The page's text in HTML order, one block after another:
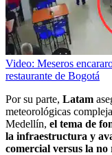
Video: Meseros
restaurante de Bogotá
Por su parte, Latam
meteorológicas
Medellín, el tema de
la infraestructura y
comercial versus la